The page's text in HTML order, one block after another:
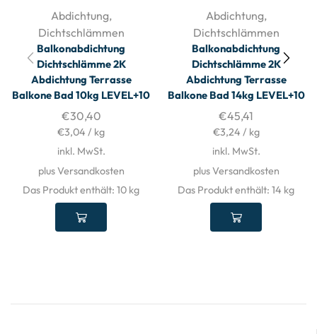
Abdichtung,
Dichtschlämmen
Balkonabdichtung
Dichtschlämme 2K
Abdichtung Terrasse
Balkone Bad 10kg LEVEL+10
€30,40
€3,04 / kg
inkl. MwSt.
plus Versandkosten
Das Produkt enthält: 10 kg
Abdichtung,
Dichtschlämmen
Balkonabdichtung
Dichtschlämme 2K
Abdichtung Terrasse
Balkone Bad 14kg LEVEL+10
€45,41
€3,24 / kg
inkl. MwSt.
plus Versandkosten
Das Produkt enthält: 14 kg